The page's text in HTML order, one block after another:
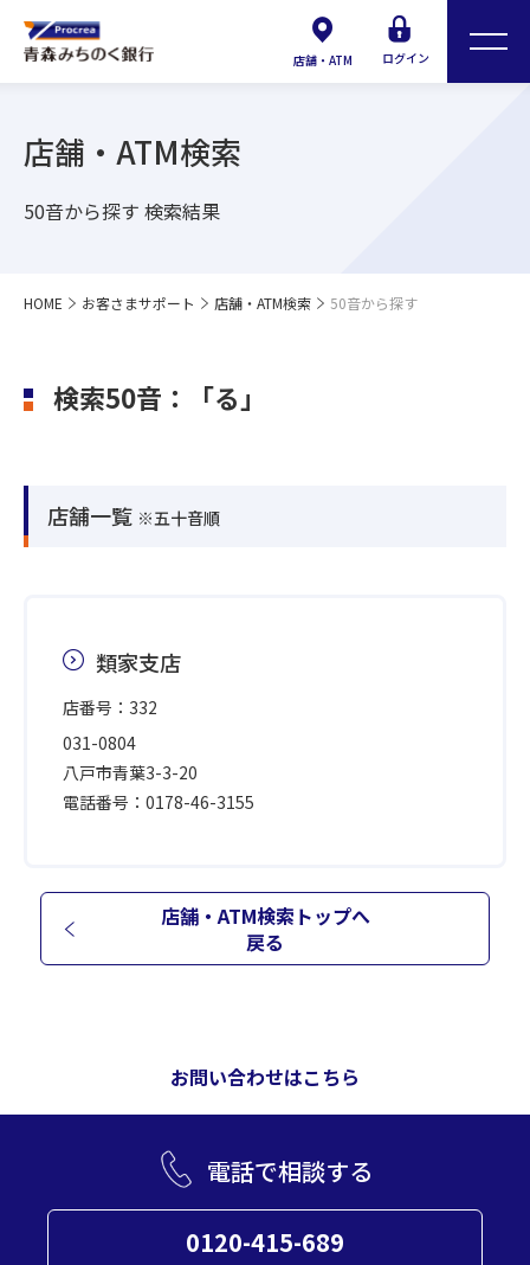
店舗・ATM ログイン
店舗・ATM検索
50音から探す 検索結果
HOME お客さまサポート 店舗・ATM検索 50音から探す
検索50音：「る」
店舗一覧 ※五十音順
類家支店
店番号：332
031-0804
八戸市青葉3-3-20
電話番号：0178-46-3155
店舗・ATM検索トップへ
戻る
お問い合わせはこちら
電話で相談する
0120-415-689